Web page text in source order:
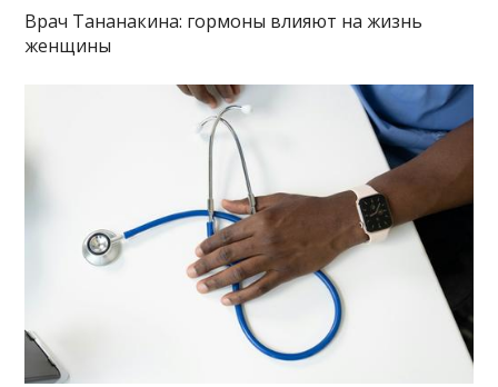
Врач Тананакина: гормоны влияют на жизнь
женщины